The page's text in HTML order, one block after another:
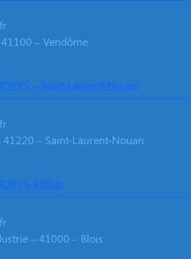
– Vendôme
– Saint-Laurent-Nouan
41220 – Saint-Laurent-Nouan
à Blois
– 41000 – Blois